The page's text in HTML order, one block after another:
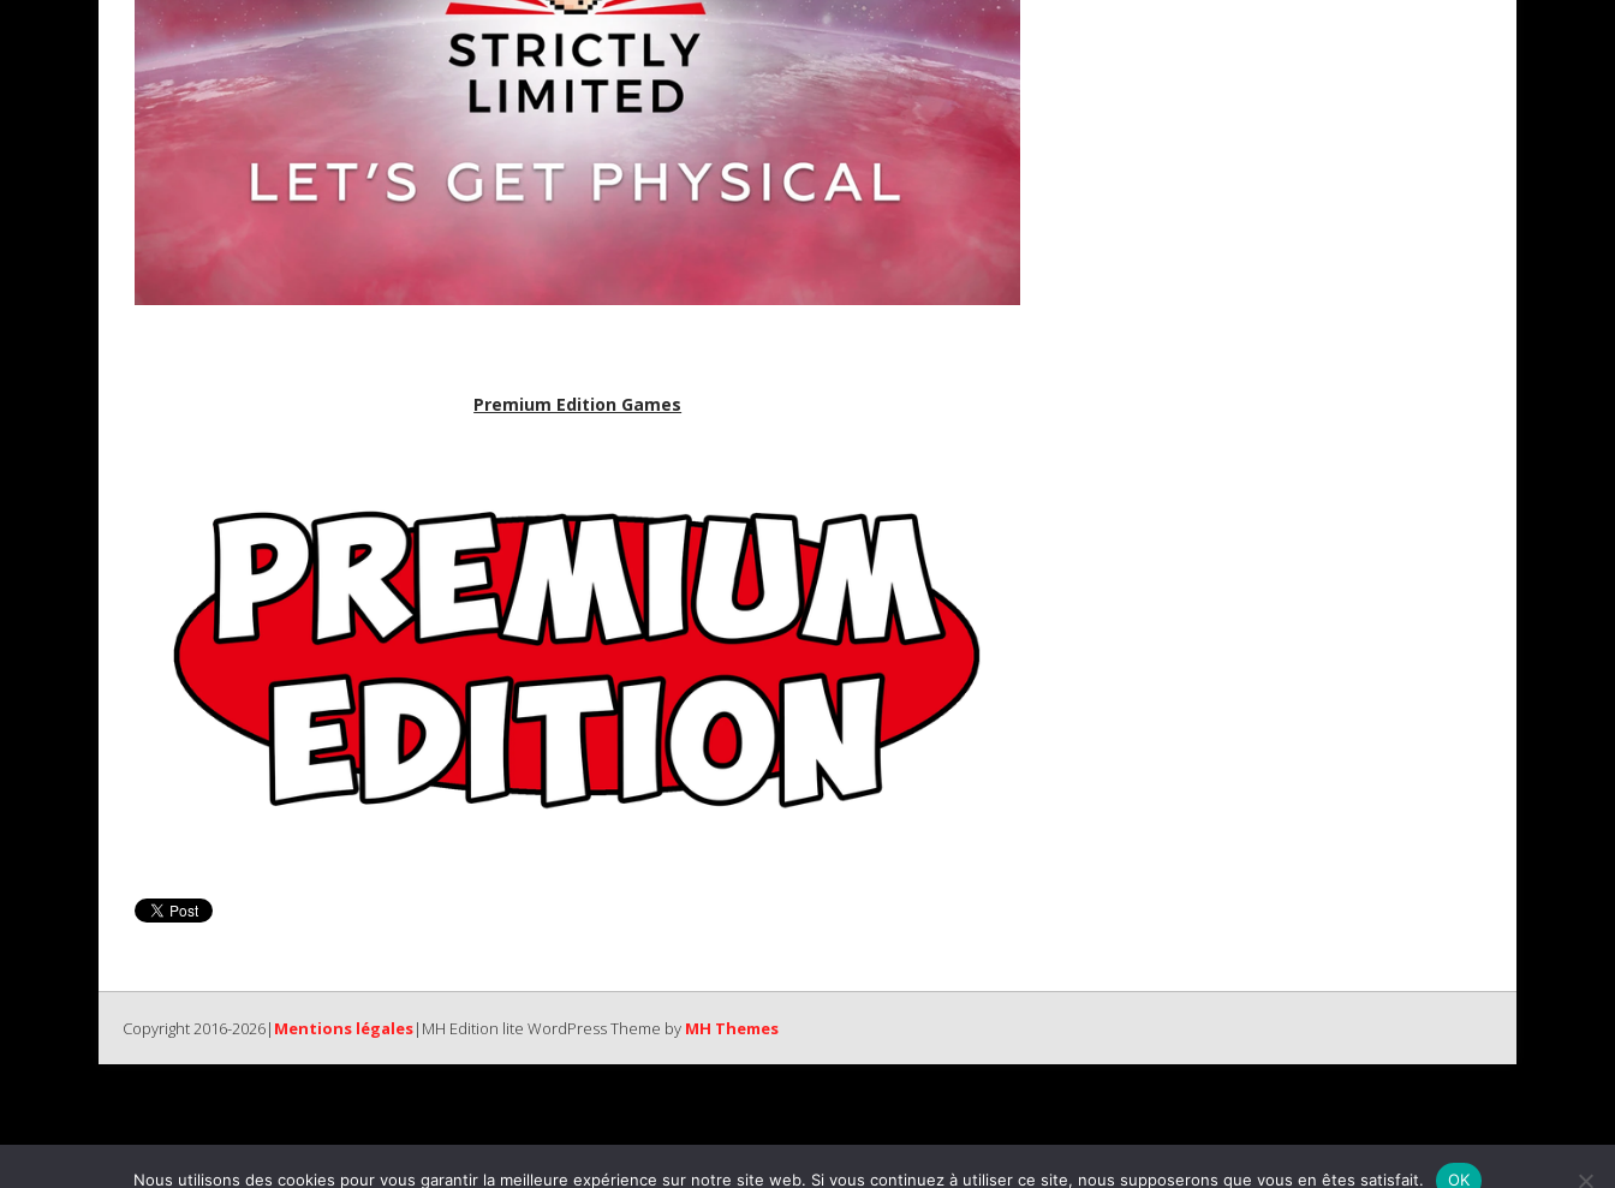
Premium Edition Games
Copyright 2016-2026| Mentions légales|MH Edition lite WordPress Theme by MH Themes
Nous utilisons des cookies pour vous garantir la meilleure expérience sur notre site web. Si vous continuez à utiliser ce site, nous supposerons que vous en êtes satisfait. OK